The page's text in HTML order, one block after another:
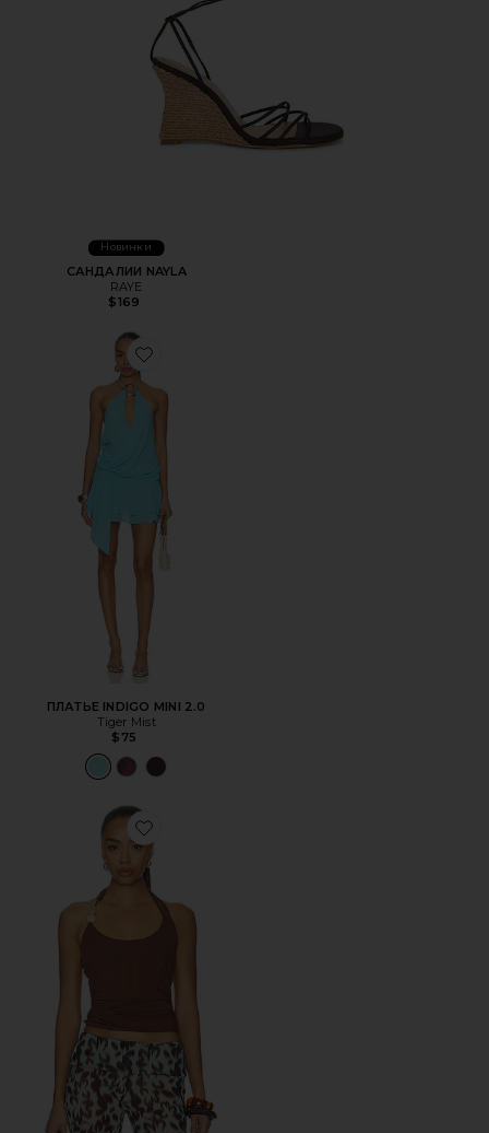
Новинки
САНДАЛИИ NAYLA
RAYE
$169
Favorite ПЛАТЬЕ INDIGO MINI 2.0
ПЛАТЬЕ INDIGO MINI 2.0
Tiger Mist
$75
Favorite МАЙКА LEXIE TWIST HALTER